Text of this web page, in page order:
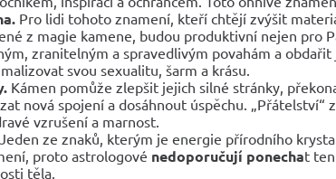
Pro lidi tohoto znamení, kteří chtějí zvýšit
z magie kamene, budou produktivní nejen pro
zranitelným a spravedlivým povahám a
svou sexualitu, šarm a krásu.
Kámen pomůže zlepšit jejich silné stránky,
nová spojení a dosáhnout úspěchu.
vzrušení a marnost.
Jeden ze znaků, kterým je energie přírodního
proto astrologové nedoporučují ponechat
těla.